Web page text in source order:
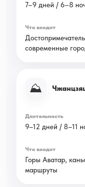
7–9 дней / 6–8
современные
⛰️
9–12 дней / 8–11
Горы Аватар,
маршруты